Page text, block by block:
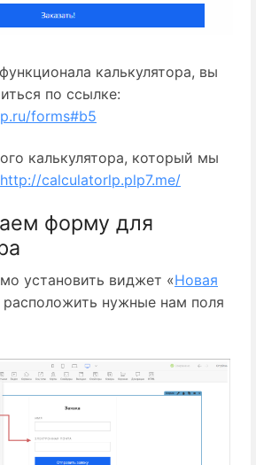
калькулятора, вы
по ссылке:
forms#b5
калькулятора, который мы
http://calculatorlp.plp7.me/
форму для
установить виджет «Новая
расположить нужные нам поля